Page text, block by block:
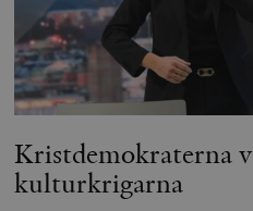
Kristdemokraterna
kulturkrigarna